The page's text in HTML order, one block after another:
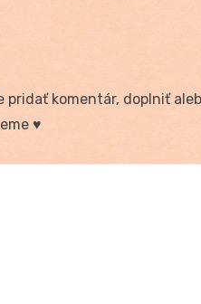
pridať komentár, doplniť
♥